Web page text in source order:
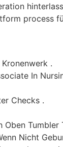
process
.
In
Checks .
Oben Tumbler
Nicht